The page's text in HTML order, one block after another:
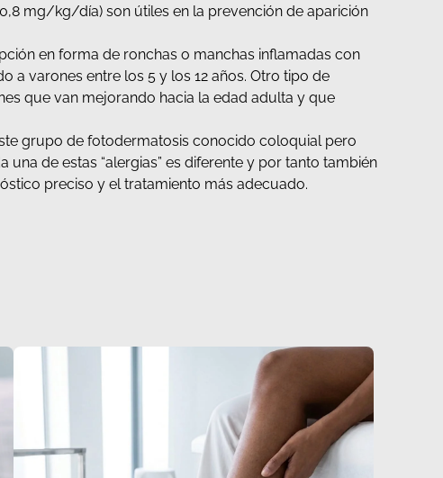
mg/kg/día) son útiles en la prevención de aparición
en forma de ronchas o manchas inflamadas con
a varones entre los 5 y los 12 años. Otro tipo de
que van mejorando hacia la edad adulta y que
grupo de fotodermatosis conocido coloquial pero
de estas “alergias” es diferente y por tanto también
preciso y el tratamiento más adecuado.